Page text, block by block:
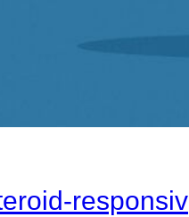
responsiv